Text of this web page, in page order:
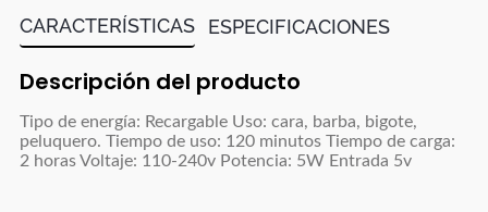
CARACTERÍSTICAS
ESPECIFICACIONES
Descripción del producto
Tipo de energía: Recargable Uso: cara, barba, bigote,
peluquero. Tiempo de uso: 120 minutos Tiempo de carga:
2 horas Voltaje: 110-240v Potencia: 5W Entrada 5v